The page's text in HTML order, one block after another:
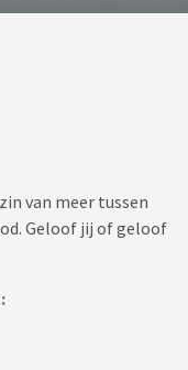
van meer tussen
Geloof jij of geloof